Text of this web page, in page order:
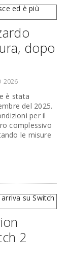
dopo
2026
è stata
del 2025.
per il
complessivo
le misure
2